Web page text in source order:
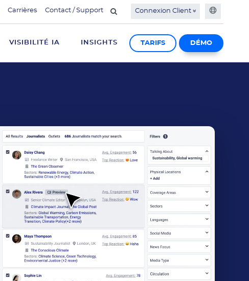
Carrières Contact / Support Connexion Client
VISIBILITÉ IA INSIGHTS TARIFS DÉMO